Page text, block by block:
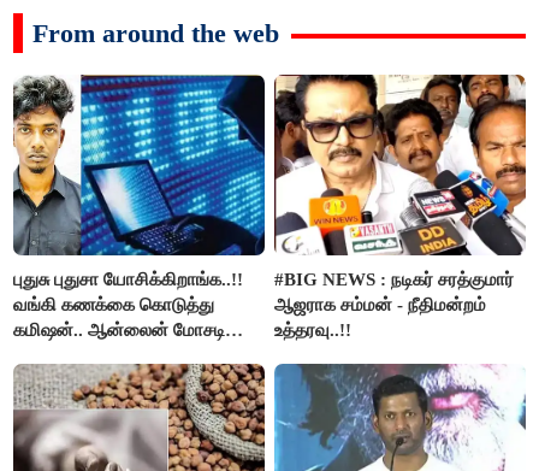
From around the web
புதுசு புதுசா யோசிக்கிறாங்க..!!
வங்கி கணக்கை கொடுத்து
கமிஷன்.. ஆன்லைன் மோசடி
கைது..!!
#BIG NEWS : நடிகர் சரத்குமார்
ஆஜராக சம்மன் - நீதிமன்றம்
உத்தரவு..!!